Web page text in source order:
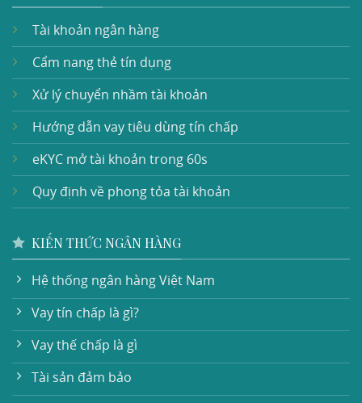
Tài khoản ngân hàng
Cẩm nang thẻ tín dụng
Xử lý chuyển nhầm tài khoản
Hướng dẫn vay tiêu dùng tín chấp
eKYC mở tài khoản trong 60s
Quy định về phong tỏa tài khoản
KIẾN THỨC NGÂN HÀNG
Hệ thống ngân hàng Việt Nam
Vay tín chấp là gì?
Vay thế chấp là gì
Tài sản đảm bảo